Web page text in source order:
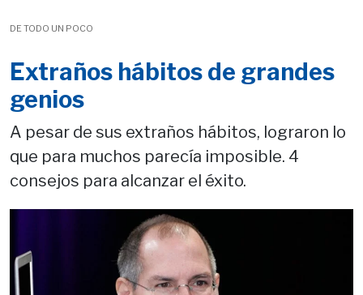
DE TODO UN POCO
Extraños hábitos de grandes
genios
A pesar de sus extraños hábitos, lograron lo
que para muchos parecía imposible. 4
consejos para alcanzar el éxito.